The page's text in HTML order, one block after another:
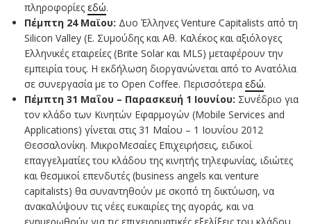
πληροφορίες εδώ.
Πέμπτη 24 Μαϊου: Δυο Έλληνες Venture Capitalists από τη
Silicon Valley (E. Συμούδης και Αθ. Καλέκος και αξιόλογες
Ελληνικές εταιρείες (Brite Solar και MLS) μεταφέρουν την
εμπειρία τους. Η εκδήλωση διοργανώνεται από το Ανατόλια
σε συνεργασία με το Open Coffee. Περισσότερα εδώ.
Πέμπτη 31 Μαΐου – Παρασκευή 1 Ιουνίου: Συνέδριο για
τον κλάδο των Κινητών Εφαρμογών (Mobile Services and
Applications) γίνεται στις 31 Μαίου – 1 Ιουνίου 2012
Θεσσαλονίκη. ΜικροΜεσαίες Επιχειρήσεις, ειδικοί
επαγγελματίες του κλάδου της κινητής τηλεφωνίας, ιδιώτες
και θεσμικοί επενδυτές (business angels και venture
capitalists) θα συναντηθούν με σκοπό τη δικτύωση, να
ανακαλύψουν τις νέες ευκαιρίες της αγοράς, και να